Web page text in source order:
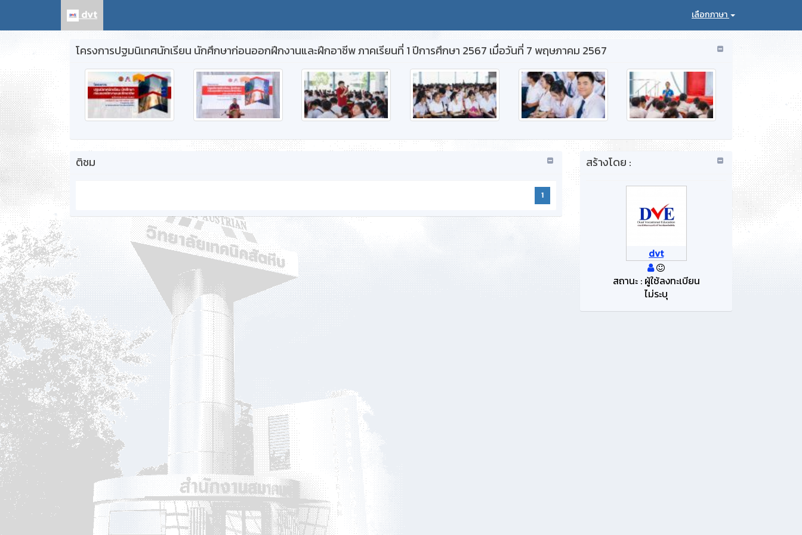
dvt เลือกภาษา
โครงการปฐมนิเทศนักเรียน นักศึกษาก่อนออกฝึกงานและฝึกอาชีพ ภาคเรียนที่ 1 ปีการศึกษา 2567 เมื่อวันที่ 7 พฤษภาคม 2567
ติชม
1
สร้างโดย :
dvt
สถานะ : ผู้ใช้ลงทะเบียน
ไม่ระบุ